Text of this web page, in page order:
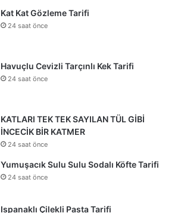
Kat Kat Gözleme Tarifi
24 saat önce
Havuçlu Cevizli Tarçınlı Kek Tarifi
24 saat önce
KATLARI TEK TEK SAYILAN TÜL GİBİ
İNCECİK BİR KATMER
24 saat önce
Yumuşacık Sulu Sulu Sodalı Köfte Tarifi
24 saat önce
Ispanaklı Çilekli Pasta Tarifi